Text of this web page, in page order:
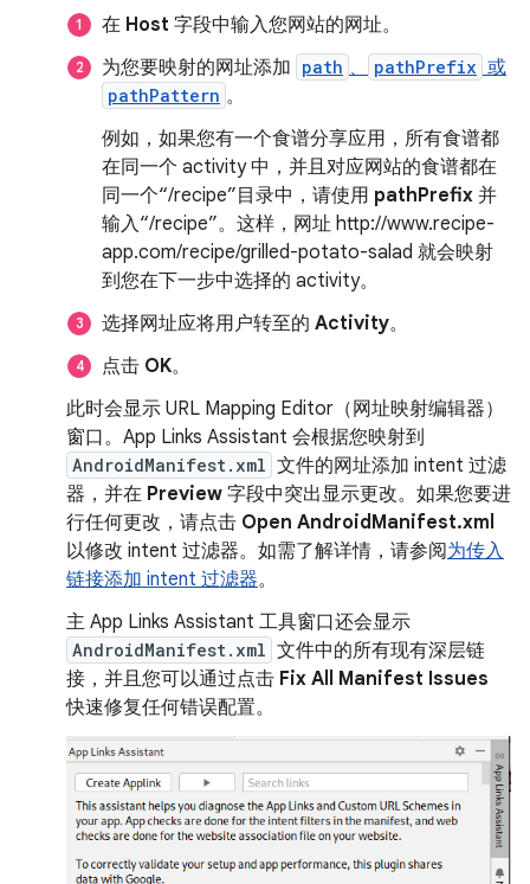
在 Host 字段中输入您网站的网址。
为您要映射的网址添加 path 、 pathPrefix 或
pathPattern 。
例如，如果您有一个食谱分享应用，所有食谱都
在同一个 activity 中，并且对应网站的食谱都在
同一个“/recipe”目录中，请使用 pathPrefix 并
输入“/recipe”。 这样，网址 http://www.recipe-
app.com/recipe/grilled-potato-salad 就会映射
到您在下一步中选择的 activity。
选择网址应将用户转至的 Activity。
点击 OK。
此时会显示 URL Mapping Editor（网址映射编辑器）
窗口。App Links Assistant 会根据您映射到
AndroidManifest.xml 文件的网址添加 intent 过滤
器，并在 Preview 字段中突出显示更改。如果您要进
行任何更改，请点击 Open AndroidManifest.xml
以修改 intent 过滤器。如需了解详情，请参阅为传入
链接添加 intent 过滤器。
主 App Links Assistant 工具窗口还会显示
AndroidManifest.xml 文件中的所有现有深层链
接，并且您可以通过点击 Fix All Manifest Issues
快速修复任何错误配置。